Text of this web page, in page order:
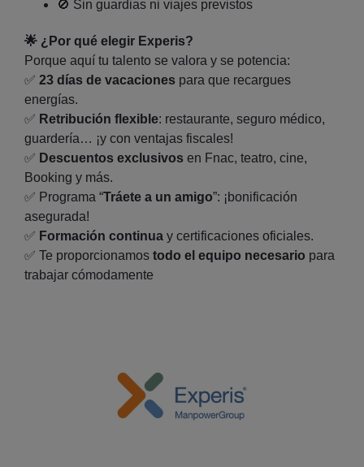
🚫 Sin guardias ni viajes previstos
🌟 ¿Por qué elegir Experis?
Porque aquí tu talento se valora y se potencia:
✅ 23 días de vacaciones para que recargues
energías.
✅ Retribución flexible: restaurante, seguro médico,
guardería… ¡y con ventajas fiscales!
✅ Descuentos exclusivos en Fnac, teatro, cine,
Booking y más.
✅ Programa “Tráete a un amigo”: ¡bonificación
asegurada!
✅ Formación continua y certificaciones oficiales.
✅ Te proporcionamos todo el equipo necesario para
trabajar cómodamente